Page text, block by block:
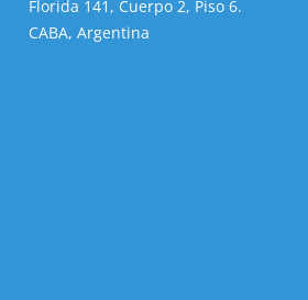
Florida 141, Cuerpo 2, Piso 6.
CABA, Argentina